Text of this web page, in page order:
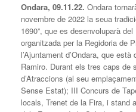
Ondara, 09.11.22. Ondara
novembre de 2022 la seua
1690”, que es desenvoluparà
organitzada per la Regidoria de
l’Ajuntament d’Ondara, que
Ramiro. Durant els tres caps de
d’Atraccions (al seu
Sense Estat); III Concurs de
locals, Trenet de la Fira, i stand